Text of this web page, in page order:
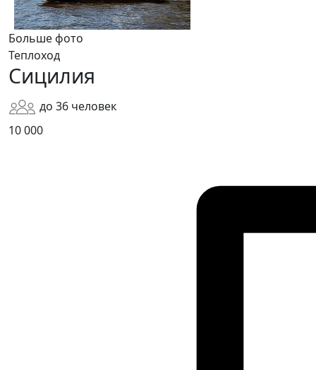
Больше фото
Теплоход
Сицилия
до 36 человек
10 000